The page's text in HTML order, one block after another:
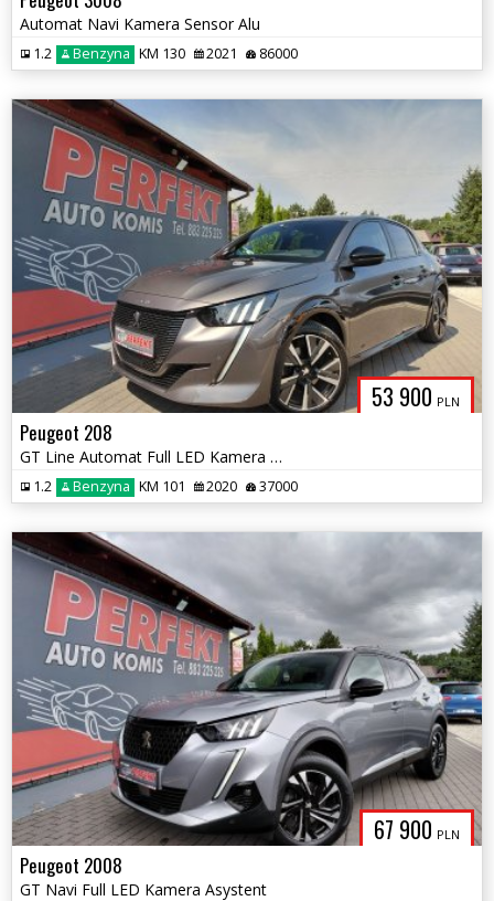
Automat Navi Kamera Sensor Alu
1.2 Benzyna KM 130 2021 86000
53 900 PLN
Peugeot 208
GT Line Automat Full LED Kamera Asystent prowadzenia
1.2 Benzyna KM 101 2020 37000
67 900 PLN
Peugeot 2008
GT Navi Full LED Kamera Asystent